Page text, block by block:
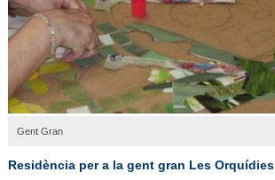
Gent Gran
Residència per a la gent gran Les Orquídies